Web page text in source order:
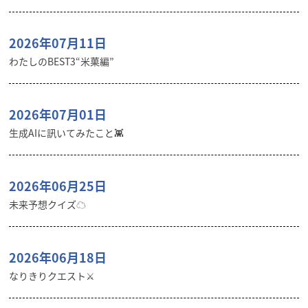
2026年07月11日
わたしのBEST3“米菓編”
2026年07月01日
生成AIに訊いてみたこと👾
2026年06月25日
未来予想クイズ☁︎
2026年06月18日
なりきりクエスト⚔️